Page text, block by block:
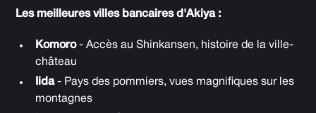
Les meilleures villes bancaires d'Akiya :
Komoro- Accès au Shinkansen, histoire de la ville-
château
Iida- Pays des pommiers, vues magnifiques sur les
montagnes